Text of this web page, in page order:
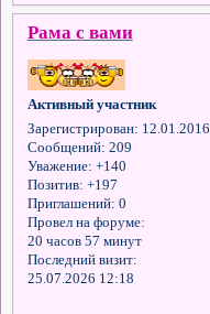
Рама с вами
Активный участник
Зарегистрирован: 12.01.2016
Сообщений: 209
Уважение: +140
Позитив: +197
Приглашений: 0
Провел на форуме:
20 часов 57 минут
Последний визит:
25.07.2026 12:18